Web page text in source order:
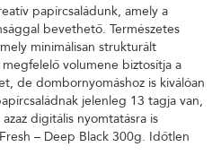
papírcsaládunk, amely a
bevethető. Természetes
minimálisan strukturált
volumene biztosítja a
de dombornyomáshoz is kiválóan
jelenleg 13 tagja van,
digitális nyomtatásra is
– Deep Black 300g. Időtlen